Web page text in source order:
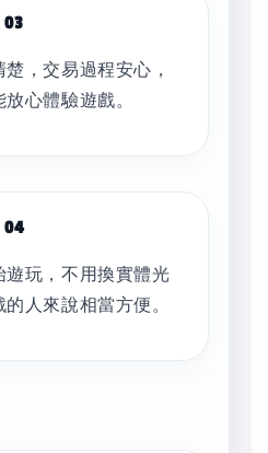
，交易過程安心，
心體驗遊戲。
遊玩，不用換實體光
人來說相當方便。